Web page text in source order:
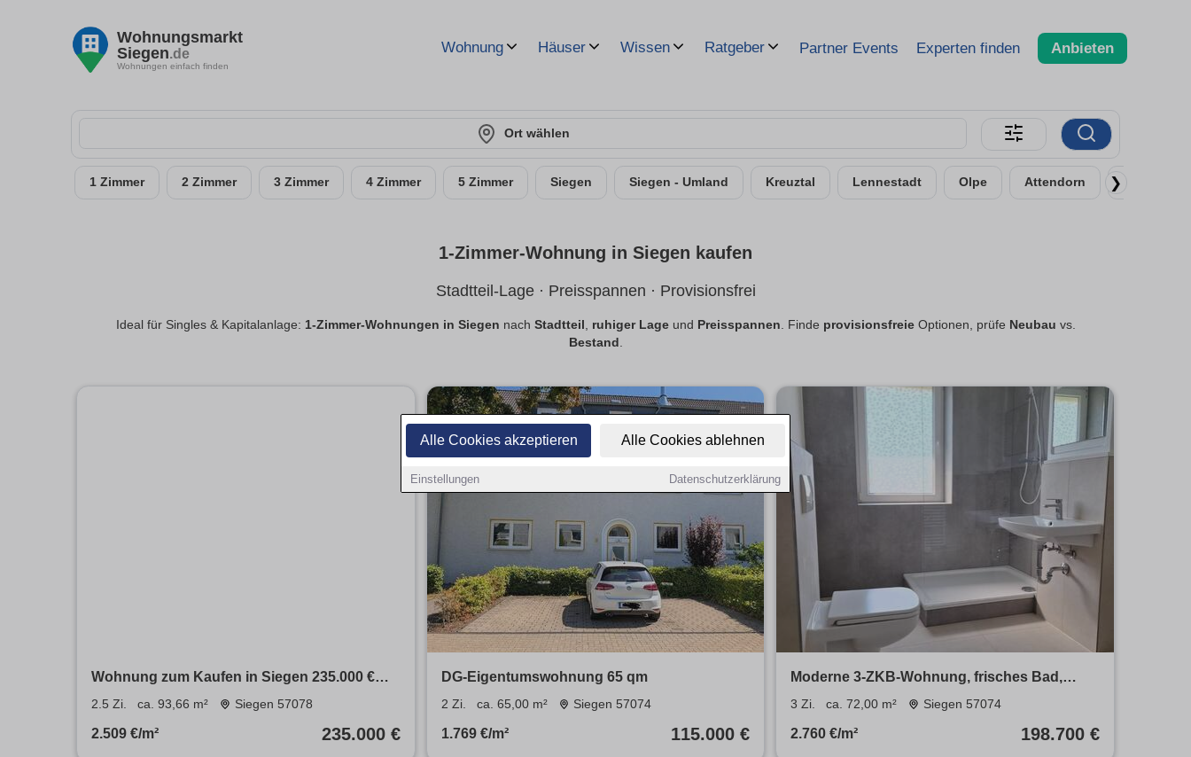
Alle Cookies akzeptieren Alle Cookies ablehnen
Einstellungen Datenschutzerklärung
Wohnungsmarkt
Siegen.de
Wohnungen einfach finden
Wohnung Häuser Wissen Ratgeber Partner Events Experten finden Anbieten
Ort wählen
1 Zimmer 2 Zimmer 3 Zimmer 4 Zimmer 5 Zimmer Siegen Siegen - Umland Kreuztal Lennestadt Olpe Attendorn ❯
1-Zimmer-Wohnung in Siegen kaufen
Stadtteil-Lage · Preisspannen · Provisionsfrei
Ideal für Singles & Kapitalanlage: 1-Zimmer-Wohnungen in Siegen nach Stadtteil , ruhiger Lageund Preisspannen. Finde provisionsfreieOptionen, prüfe Neubau vs.
Bestand .
Wohnung zum Kaufen in Siegen 235.000 €
93.66 m²
2.5 Zi. ca. 93,66 m² Siegen 57078
2.509 €/m² 235.000 €
DG-Eigentumswohnung 65 qm
2 Zi. ca. 65,00 m² Siegen 57074
1.769 €/m² 115.000 €
Moderne 3-ZKB-Wohnung, frisches Bad,
ruhige, zentrale Lage Siegen
3 Zi. ca. 72,00 m² Siegen 57074
2.760 €/m² 198.700 €